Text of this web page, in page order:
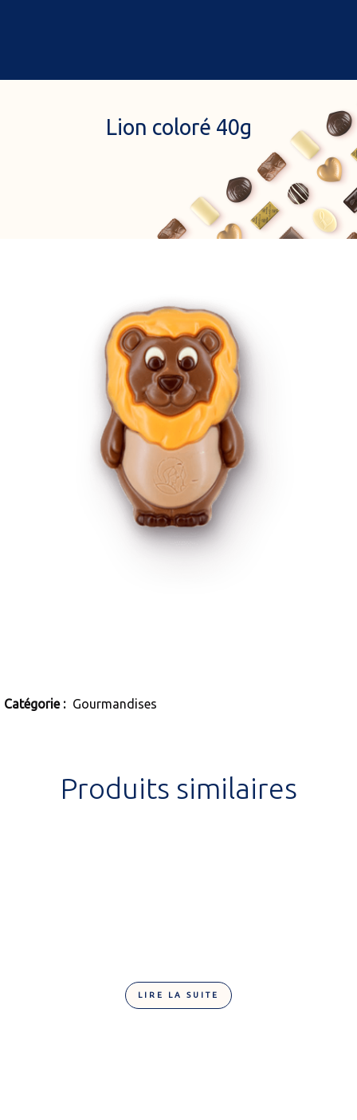
Accueil
Cadeaux
Nos boutiques à rabat
Chocolats & gourmandises
Commander en ligne
Lion coloré 40g
Catégorie : Gourmandises
Produits similaires
LIRE LA SUITE